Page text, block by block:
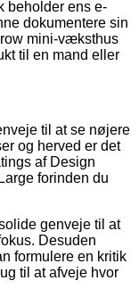
beholder ens e-
dokumentere sin
mini-væksthus
til en mand eller
til at se nøjere
og herved er det
af Design
forinden du
genveje til at
Desuden
formulere en kritik
til at afveje hvor